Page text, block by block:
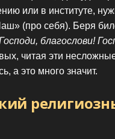
или в институте,
(про себя). Беря
благослови!
читая эти
а это много значит.